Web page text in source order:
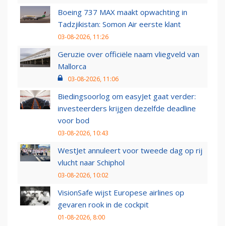
Boeing 737 MAX maakt opwachting in
Tadzjikistan: Somon Air eerste klant
03-08-2026, 11:26
Geruzie over officiële naam vliegveld van
Mallorca
03-08-2026, 11:06
Biedingsoorlog om easyJet gaat verder:
investeerders krijgen dezelfde deadline
voor bod
03-08-2026, 10:43
WestJet annuleert voor tweede dag op rij
vlucht naar Schiphol
03-08-2026, 10:02
VisionSafe wijst Europese airlines op
gevaren rook in de cockpit
01-08-2026, 8:00